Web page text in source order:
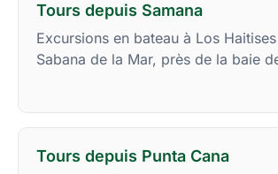
Tours depuis Samana
Excursions en bateau à Los
Sabana de la Mar, près de la baie
Tours depuis Punta Cana